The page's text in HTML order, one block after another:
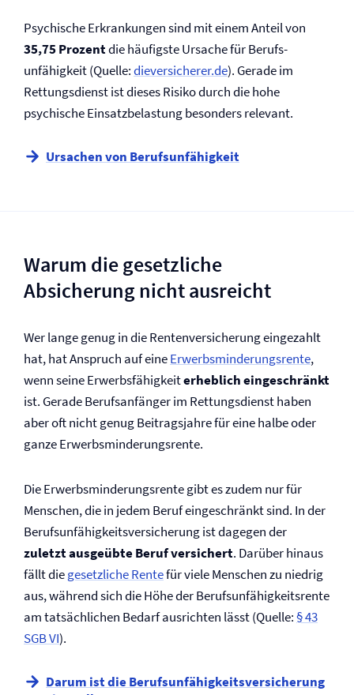
Psychische Erkrankungen sind mit einem Anteil von
35,75 Prozentdie häufigste Ursache für Berufs­
unfähigkeit (Quelle:die­versicherer.de). Gerade im
Rettungsdienst ist dieses Risiko durch die hohe
psychische Einsatzbelastung besonders relevant.
Ursachen von Berufs­unfähigkeit
Warum die gesetzliche
Absicherung nicht ausreicht
Wer lange genug in die Renten­versicherung eingezahlt
hat, hat Anspruch auf eineErwerbsminderungs­rente,
wenn seine Erwerbsfähigkeiterheblich eingeschränkt
ist. Gerade Berufsanfänger im Rettungsdienst haben
aber oft nicht genug Beitragsjahre für eine halbe oder
ganze Erwerbsminderungs­rente.
Die Erwerbsminderungs­rente gibt es zudem nur für
Menschen, die in jedem Beruf eingeschränkt sind. In der
Berufs­unfähigkeits­versicherung ist dagegen der
zuletzt ausgeübte Beruf versichert. Darüber hinaus
fällt diegesetzliche Rentefür viele Menschen zu niedrig
aus, während sich die Höhe der Berufs­unfähigkeitsrente
am tatsächlichen Bedarf ausrichten lässt (Quelle:§ 43
SGB VI).
Darum ist die Berufs­unfähigkeits­versicherung